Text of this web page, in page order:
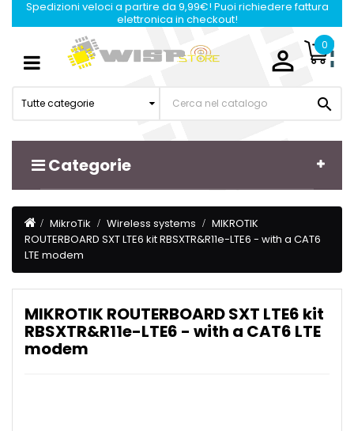
Spedizioni veloci a partire da 9,99€! Puoi richiedere fattura
elettronica in checkout!

0
Tutte categorie 
Categorie
Toggle
MikroTik Wireless systems
MIKROTIK
ROUTERBOARD SXT LTE6 kit RBSXTR&R11e-LTE6 - with a CAT6
LTE modem
MIKROTIK ROUTERBOARD SXT LTE6 kit
RBSXTR&R11e-LTE6 - with a CAT6 LTE
modem